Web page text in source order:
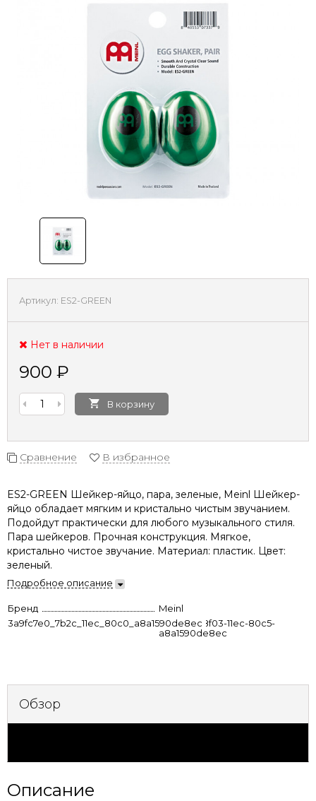
Артикул: ES2-GREEN
Нет в наличии
900 ₽
В корзину
Сравнение В избранное
ES2-GREEN Шейкер-яйцо, пара, зеленые, Meinl Шейкер-
яйцо обладает мягким и кристально чистым звучанием.
Подойдут практически для любого музыкального стиля.
Пара шейкеров. Прочная конструкция. Мягкое,
кристально чистое звучание. Материал: пластик. Цвет:
зеленый.
Подробное описание
Бренд
Meinl
3a9fc7e0_7b2c_11ec_80c0_a8a1590de8ec7b9d51fd-8f03-11ec-80c5-
a8a1590de8ec
Обзор
Описание